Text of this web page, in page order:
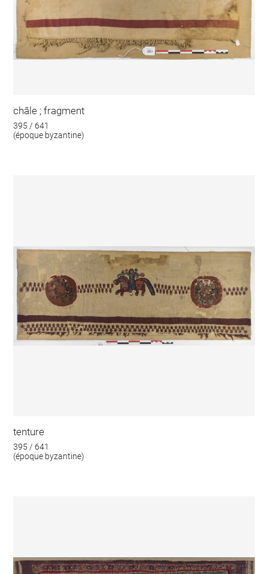
châle ; fragment
395 / 641
(époque byzantine)
tenture
395 / 641
(époque byzantine)